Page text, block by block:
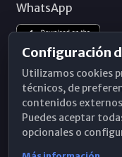
WhatsApp
Configuración
Utilizamos cookies
técnicos, de
contenidos
Puedes aceptar
opcionales o